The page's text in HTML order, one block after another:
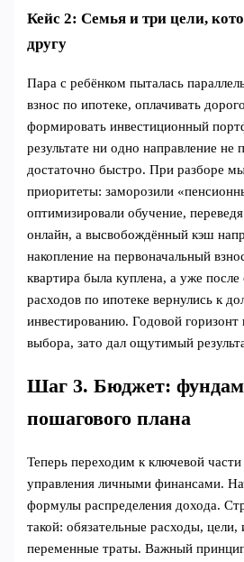
Кейс 2: Семья и три цели,
другу
Пара с ребёнком пыталась
взнос по ипотеке, оплачивать
формировать инвестиционный
результате ни одно направление не
достаточно быстро. При разборе
приоритеты: заморозили
оптимизировали обучение,
онлайн, а высвобождённый кэш
накопление на первоначальный
квартира была куплена, а уже после
расходов по ипотеке вернулись к
инвестированию. Годовой горизонт
выбора, зато дал ощутимый
Шаг 3. Бюджет:
пошагового плана
Теперь переходим к ключевой
управления личными финансами.
формулы распределения дохода.
такой: обязательные расходы, цели,
переменные траты. Важный